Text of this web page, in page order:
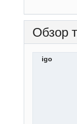
Обзор
igo